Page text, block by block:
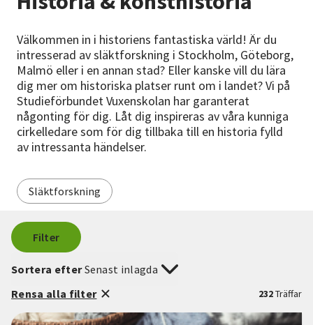
Nyheter
Avdelningar
Lyssna
Välkommen in i historiens fantastiska värld! Är du
intresserad av släktforskning i Stockholm, Göteborg,
Malmö eller i en annan stad? Eller kanske vill du lära
dig mer om historiska platser runt om i landet? Vi på
Studieförbundet Vuxenskolan har garanterat
någonting för dig. Låt dig inspireras av våra kunniga
cirkelledare som för dig tillbaka till en historia fylld
av intressanta händelser.
Släktforskning
Filter
232Träffar
Sortera efterSenast inlagda
Rensa alla filter